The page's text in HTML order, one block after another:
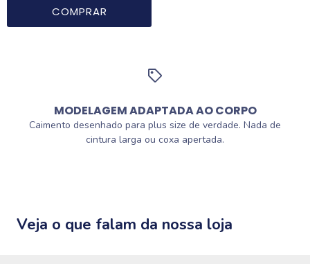
COMPRAR
MODELAGEM ADAPTADA AO CORPO
Caimento desenhado para plus size de verdade. Nada de
cintura larga ou coxa apertada.
Veja o que falam da nossa loja